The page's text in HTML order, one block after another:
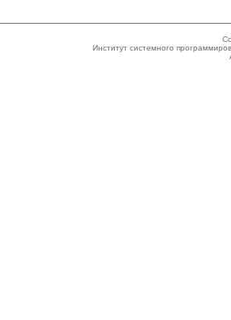
Институт системного